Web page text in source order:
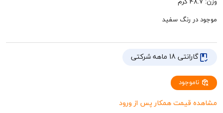
رنگ سفید
18 ماهه شرکتی
همکار پس از ورود